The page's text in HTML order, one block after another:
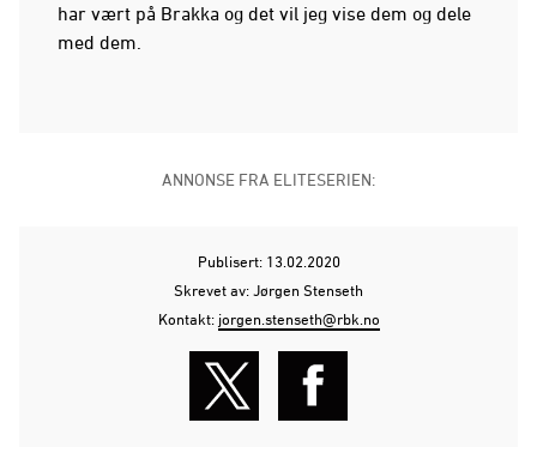
har vært på Brakka og det vil jeg vise dem og dele
med dem.
ANNONSE FRA ELITESERIEN:
Publisert: 13.02.2020
Skrevet av: Jørgen Stenseth
Kontakt: jorgen.stenseth@rbk.no